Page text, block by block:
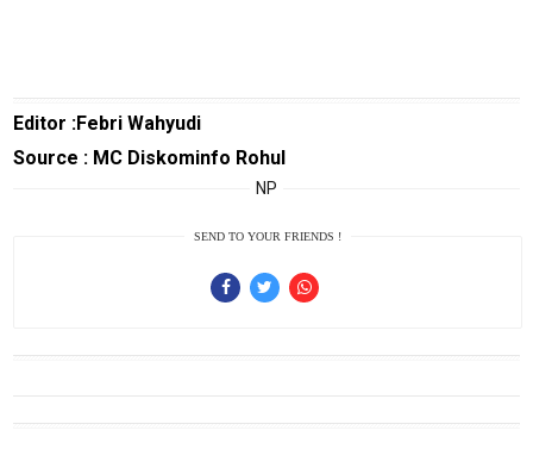
Editor :Febri Wahyudi
Source : MC Diskominfo Rohul
NP
SEND TO YOUR FRIENDS !
Cat
Food